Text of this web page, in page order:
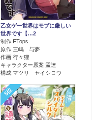
乙女ゲー世界はモブに厳しい
世界です【…2
制作 FTops
原作 三嶋 与夢
作画 行々狸
キャラクター原案 孟達
構成 マツリ セイシロウ
5位